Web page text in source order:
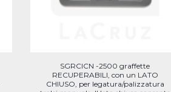
SGRCICN -2500 graffette
RECUPERABILI, con un LATO
CHIUSO, per legatura/palizzatura